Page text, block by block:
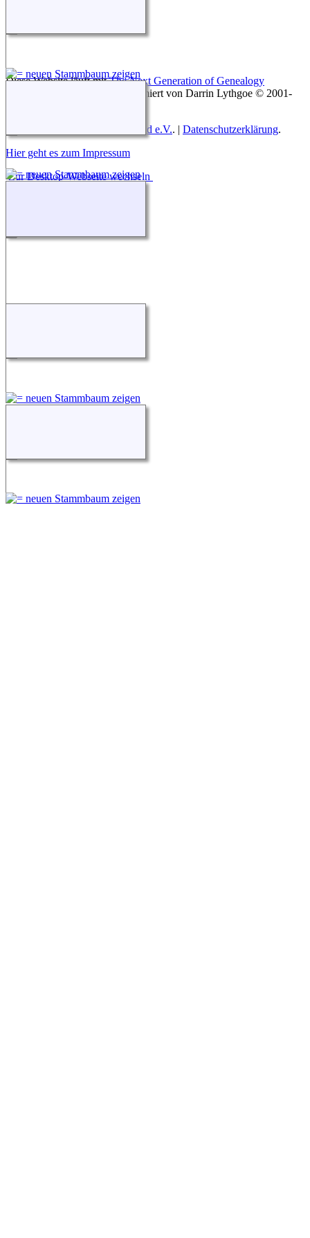
Diese Website läuft mitThe Next Generation of Genealogy
v. 15.0.3, programmiert von Darrin Lythgoe © 2001-
Roland zu Dortmund e.V.. | Datenschutzerklärung.
Hier geht es zum Impressum
Zur Desktop-Webseite wechseln